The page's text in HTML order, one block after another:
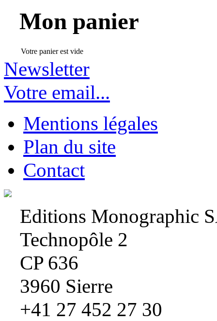
Mon panier
Votre panier est vide
Newsletter
Votre email...
Mentions légales
Plan du site
Contact
Editions Monographic
Technopôle 2
CP 636
3960 Sierre
+41 27 452 27 30